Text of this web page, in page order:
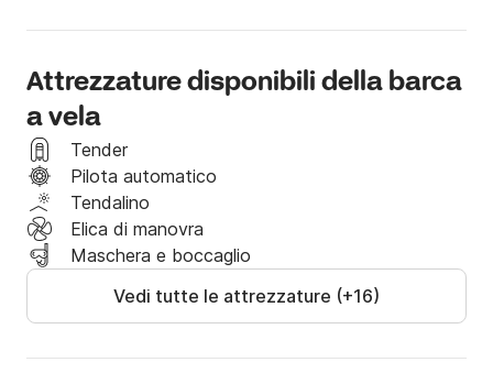
Attrezzature disponibili della barca
a vela
Tender
Pilota automatico
Tendalino
Elica di manovra
Maschera e boccaglio
Vedi tutte le attrezzature (+16)